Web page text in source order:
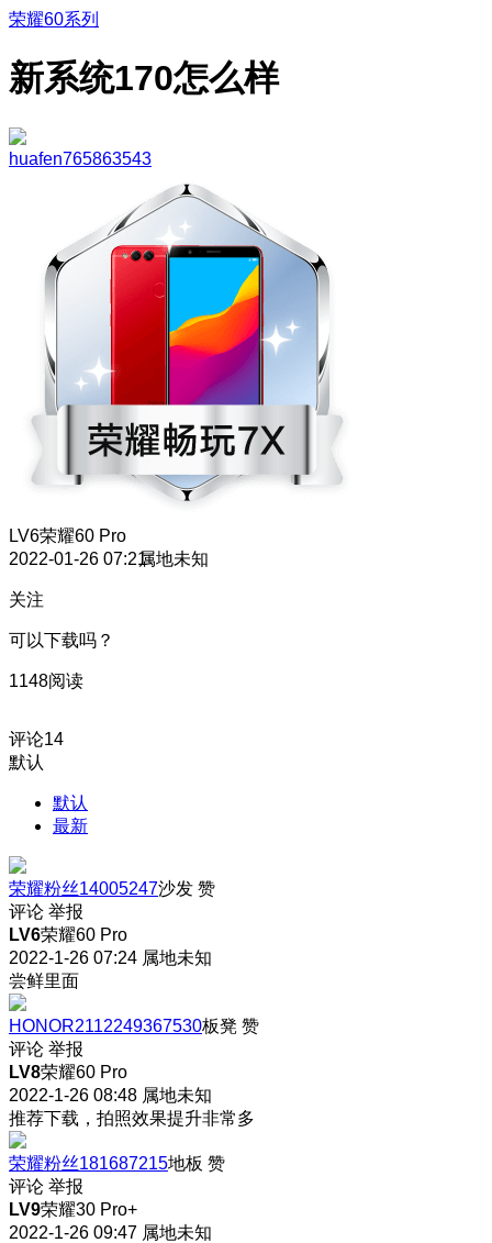
荣耀60系列
新系统170怎么样
huafen765863543
LV6荣耀60 Pro
2022-01-26 07:21属地未知
关注
可以下载吗？
1148阅读
评论14
默认
默认
最新
荣耀粉丝14005247沙发 赞
评论 举报
LV6荣耀60 Pro
2022-1-26 07:24 属地未知
尝鲜里面
HONOR2112249367530板凳 赞
评论 举报
LV8荣耀60 Pro
2022-1-26 08:48 属地未知
推荐下载，拍照效果提升非常多
荣耀粉丝181687215地板 赞
评论 举报
LV9荣耀30 Pro+
2022-1-26 09:47 属地未知